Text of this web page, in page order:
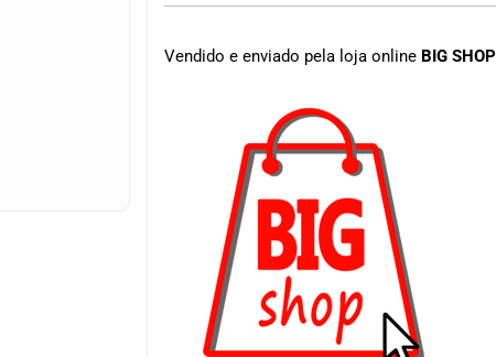
Vendido e enviado pela loja online BIG SHOP